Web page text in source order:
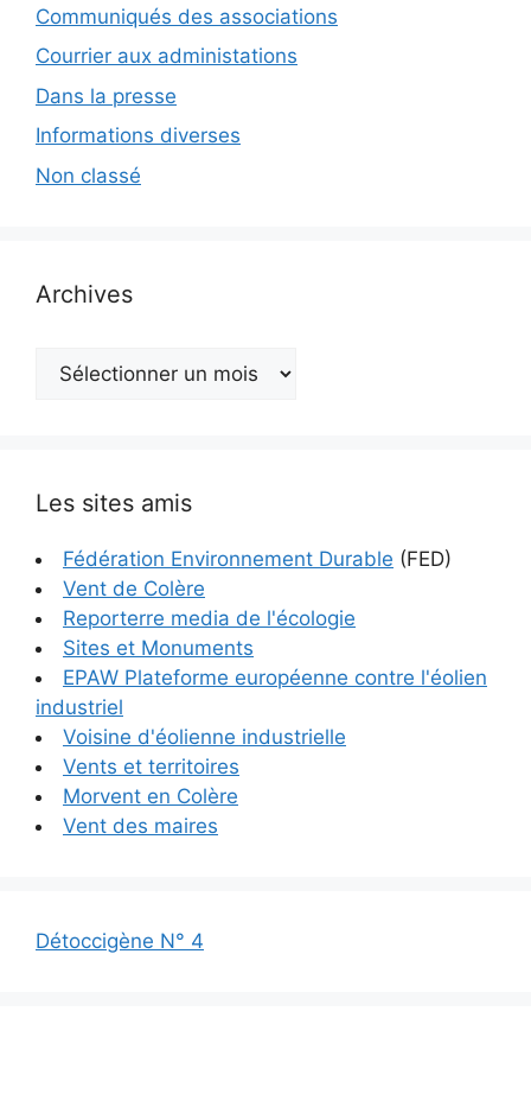
Communiqués des associations
Courrier aux administations
Dans la presse
Informations diverses
Non classé
Archives
Archives
Les sites amis
Fédération Environnement Durable (FED)
Vent de Colère
Reporterre media de l'écologie
Sites et Monuments
EPAW Plateforme européenne contre l'éolien
industriel
Voisine d'éolienne industrielle
Vents et territoires
Morvent en Colère
Vent des maires
Détoccigène N° 4